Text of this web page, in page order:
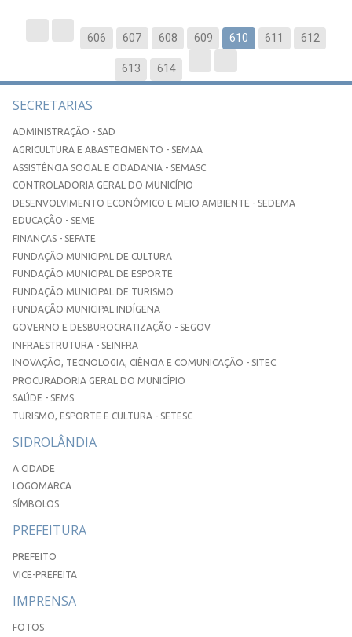
606 607 608 609 610 611 612
613 614
SECRETARIAS
ADMINISTRAÇÃO - SAD
AGRICULTURA E ABASTECIMENTO - SEMAA
ASSISTÊNCIA SOCIAL E CIDADANIA - SEMASC
CONTROLADORIA GERAL DO MUNICÍPIO
DESENVOLVIMENTO ECONÔMICO E MEIO AMBIENTE - SEDEMA
EDUCAÇÃO - SEME
FINANÇAS - SEFATE
FUNDAÇÃO MUNICIPAL DE CULTURA
FUNDAÇÃO MUNICIPAL DE ESPORTE
FUNDAÇÃO MUNICIPAL DE TURISMO
FUNDAÇÃO MUNICIPAL INDÍGENA
GOVERNO E DESBUROCRATIZAÇÃO - SEGOV
INFRAESTRUTURA - SEINFRA
INOVAÇÃO, TECNOLOGIA, CIÊNCIA E COMUNICAÇÃO - SITEC
PROCURADORIA GERAL DO MUNICÍPIO
SAÚDE - SEMS
TURISMO, ESPORTE E CULTURA - SETESC
SIDROLÂNDIA
A CIDADE
LOGOMARCA
SÍMBOLOS
PREFEITURA
PREFEITO
VICE-PREFEITA
IMPRENSA
FOTOS